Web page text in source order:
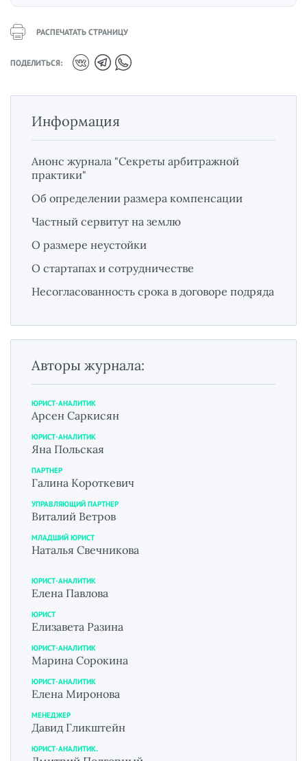
РАСПЕЧАТАТЬ СТРАНИЦУ
ПОДЕЛИТЬСЯ:
Информация
Анонс журнала "Секреты арбитражной
практики"
Об определении размера компенсации
Частный сервитут на землю
О размере неустойки
О стартапах и сотрудничестве
Несогласованность срока в договоре подряда
Авторы журнала:
ЮРИСТ-АНАЛИТИК
Арсен Саркисян
ЮРИСТ-АНАЛИТИК
Яна Польская
ПАРТНЕР
Галина Короткевич
УПРАВЛЯЮЩИЙ ПАРТНЕР
Виталий Ветров
МЛАДШИЙ ЮРИСТ
Наталья Свечникова
ЮРИСТ-АНАЛИТИК
Елена Павлова
ЮРИСТ
Елизавета Разина
ЮРИСТ-АНАЛИТИК
Марина Сорокина
ЮРИСТ-АНАЛИТИК
Елена Миронова
МЕНЕДЖЕР
Давид Гликштейн
ЮРИСТ-АНАЛИТИК.